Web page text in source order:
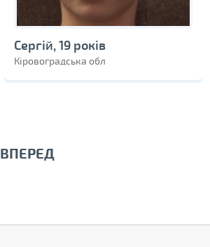
Сергій, 19 років
Кіровоградська обл
ВПЕРЕД